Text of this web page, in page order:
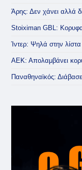
Άρης: Δεν χάνει αλλά
Stoiximan GBL:
Ίντερ: Ψηλά στην
ΑΕΚ: Απολαμβάνει
Παναθηναϊκός: